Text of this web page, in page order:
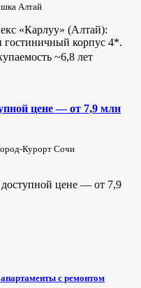
Алтай
«Карлуу» (Алтай):
гостиничный корпус 4*.
~6,8 лет
цене — от 7,9 млн
Курорт Сочи
цене — от 7,9
с ремонтом